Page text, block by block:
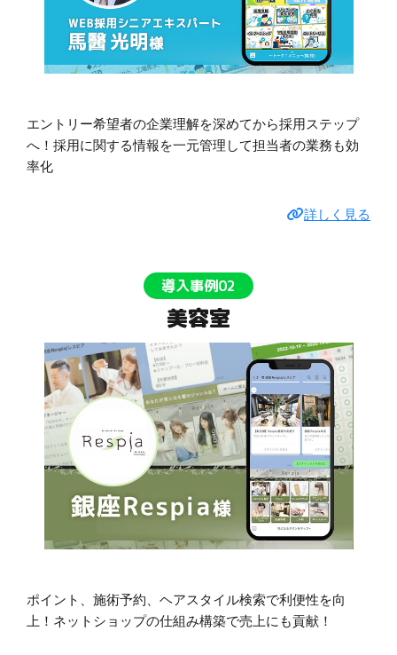
エントリー希望者の企業理解を深めてから採用ステップ
へ！採用に関する情報を一元管理して担当者の業務も効
率化
詳しく見る
導入事例02
美容室
ポイント、施術予約、ヘアスタイル検索で利便性を向
上！ネットショップの仕組み構築で売上にも貢献！